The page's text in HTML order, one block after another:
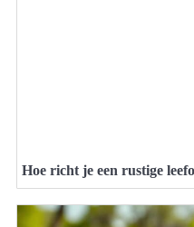
Hoe richt je een rustige